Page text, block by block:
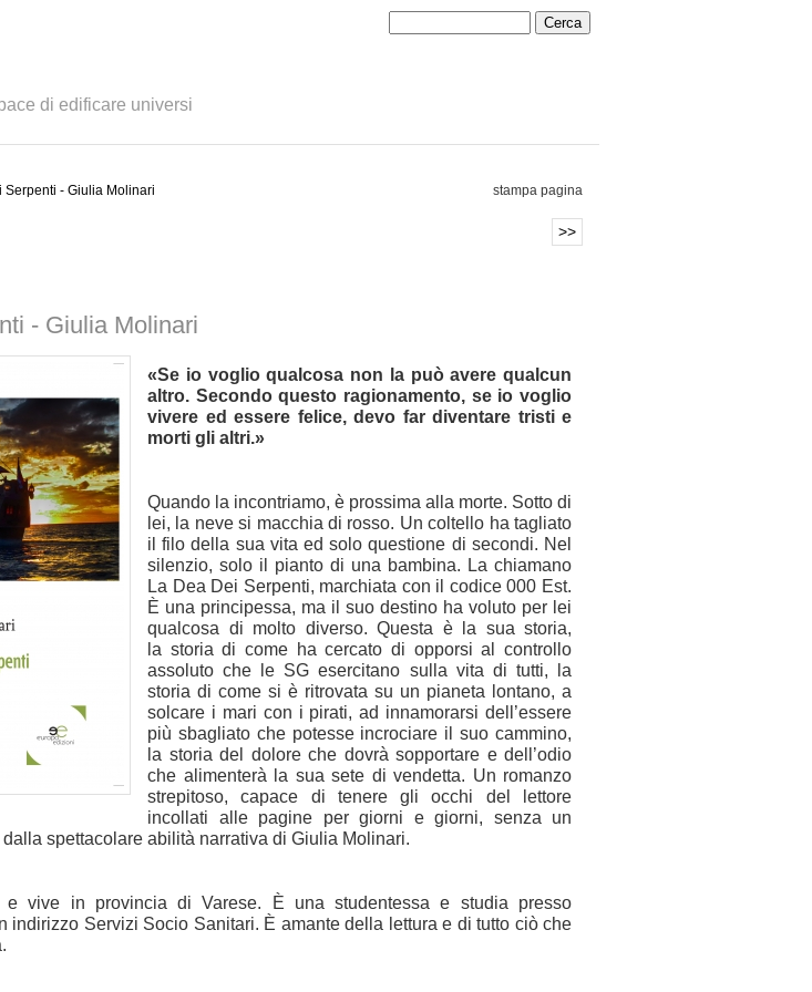
di edificare universi
Serpenti - Giulia Molinari stampa pagina
>>
- Giulia Molinari
«Se io voglio qualcosa non la può avere qualcun
altro. Secondo questo ragionamento, se io voglio
vivere ed essere felice, devo far diventare tristi e
morti gli altri.»
Quando la incontriamo, è prossima alla morte. Sotto di
lei, la neve si macchia di rosso. Un coltello ha tagliato
il filo della sua vita ed solo questione di secondi. Nel
silenzio, solo il pianto di una bambina. La chiamano
La Dea Dei Serpenti, marchiata con il codice 000 Est.
È una principessa, ma il suo destino ha voluto per lei
qualcosa di molto diverso. Questa è la sua storia,
la storia di come ha cercato di opporsi al controllo
assoluto che le SG esercitano sulla vita di tutti, la
storia di come si è ritrovata su un pianeta lontano, a
solcare i mari con i pirati, ad innamorarsi dell’essere
più sbagliato che potesse incrociare il suo cammino,
la storia del dolore che dovrà sopportare e dell’odio
che alimenterà la sua sete di vendetta. Un romanzo
strepitoso,capace di tenere gli occhi del lettore
incollati alle pagine per giorni e giorni, senza un
spettacolare abilità narrativa di Giulia Molinari.
e vive in provincia diVarese. È una studentessa e studia presso
indirizzo Servizi Socio Sanitari. È amante della lettura e di tutto ciò che